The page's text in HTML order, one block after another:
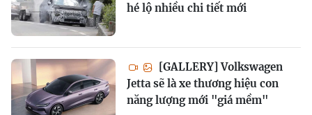
hé lộ nhiều chi tiết mới
[GALLERY] Volkswagen
Jetta sẽ là xe thương hiệu con
năng lượng mới "giá mềm"